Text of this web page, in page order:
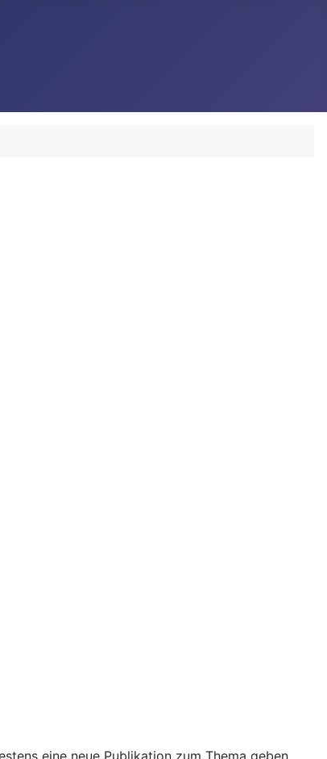
eine neue Publikation zum Thema geben